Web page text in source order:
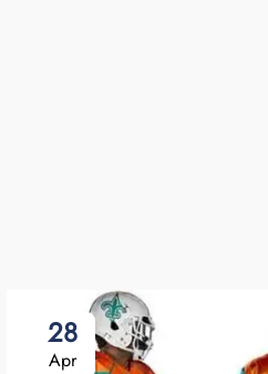
28
Apr